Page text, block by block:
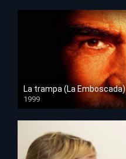
La trampa (La Emboscada)
1999
HD 1080p